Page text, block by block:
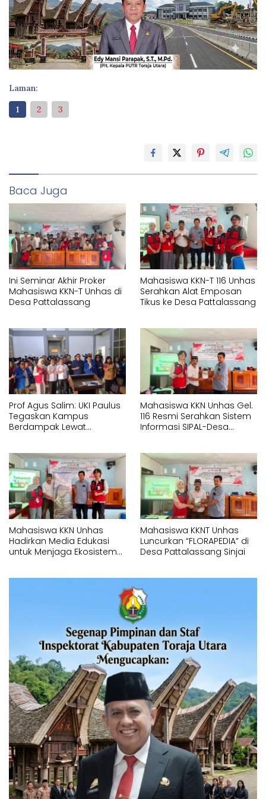
Laman:
1
2 3
Baca Juga
Ini Seminar Akhir Proker
Mahasiswa KKN-T Unhas di
Desa Pattalassang
Mahasiswa KKN-T 116 Unhas
Serahkan Alat Emposan
Tikus ke Desa Pattalassang
Prof Agus Salim: UKI Paulus
Tegaskan Kampus
Berdampak Lewat
Mahasiswa KKN Unhas Gel.
116 Resmi Serahkan Sistem
Informasi SIPAL-Desa
Mahasiswa KKN Unhas
Hadirkan Media Edukasi
untuk Menjaga Ekosistem
Mahasiswa KKNT Unhas
Luncurkan “FLORAPEDIA” di
Desa Pattalassang Sinjai